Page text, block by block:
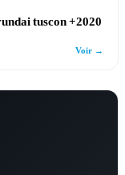
tuscon +2020
Voir →